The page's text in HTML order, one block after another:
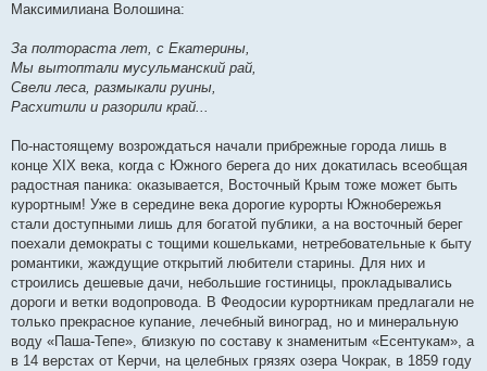
Максимилиана Волошина:
За полтораста лет, с Екатерины,
Мы вытоптали мусульманский рай,
Свели леса, размыкали руины,
Расхитили и разорили край...
По-настоящему возрождаться начали прибрежные города лишь в
конце XIX века, когда с Южного берега до них докатилась всеобщая
радостная паника: оказывается, Восточный Крым тоже может быть
курортным! Уже в середине века дорогие курорты Южнобережья
стали доступными лишь для богатой публики, а на восточный берег
поехали демократы с тощими кошельками, нетребовательные к быту
романтики, жаждущие открытий любители старины. Для них и
строились дешевые дачи, небольшие гостиницы, прокладывались
дороги и ветки водопровода. В Феодосии курортникам предлагали не
только прекрасное купание, лечебный виноград, но и минеральную
воду «Паша-Тепе», близкую по составу к знаменитым «Есентукам», а
в 14 верстах от Керчи, на целебных грязях озера Чокрак, в 1859 году